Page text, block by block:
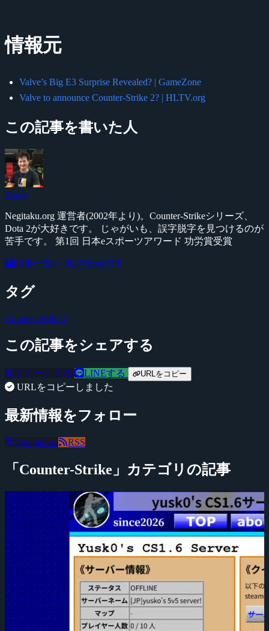
情報元
Valve’s Big E3 Surprise Revealed? | GameZone
Valve to announce Counter-Strike 2? | HLTV.org
この記事を書いた人
Yossy
Negitaku.org 運営者(2002年より)。Counter-Strikeシリーズ、
Dota 2が大好きです。 じゃがいも、誤字脱字を見つけるのが
苦手です。 第1回 日本eスポーツアワード 功労賞受賞
記事一覧へ @YossyFPS
タグ
Counter-Strike 2
この記事をシェアする
ツイートする LINEする URLをコピー
URLをコピーしました
最新情報をフォロー
@negitaku RSS
「Counter-Strike」カテゴリの記事